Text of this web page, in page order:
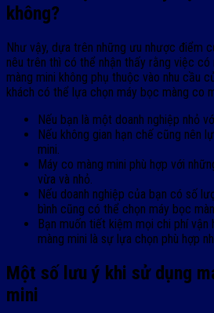
không?
Như vậy, dựa trên những ưu nhược điểm
nêu trên thì có thể nhận thấy rằng việc có
màng mini không phụ thuộc vào nhu cầu
khách có thể lựa chọn máy bọc màng co
Nếu bạn là một doanh nghiệp nhỏ
Nếu không gian hạn chế cũng nên
mini.
Máy co màng mini phù hợp với
vừa và nhỏ.
Nếu doanh nghiệp của bạn có số
bình cũng có thể chọn máy bọc
Bạn muốn tiết kiệm mọi chi phí vận
màng mini là sự lựa chọn phù hợp
Một số lưu ý khi sử dụng
mini